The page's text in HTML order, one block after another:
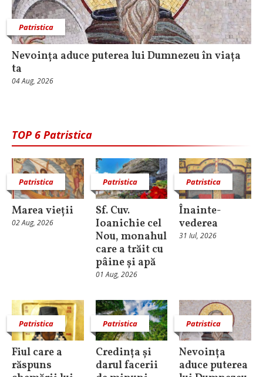
Patristica
Nevoința aduce puterea lui Dumnezeu în viața
ta
04 Aug, 2026
TOP 6 Patristica
Patristica
Marea vieții
02 Aug, 2026
Patristica
Sf. Cuv.
Ioanichie cel
Nou, monahul
care a trăit cu
pâine și apă
01 Aug, 2026
Patristica
Înainte-
vederea
31 Iul, 2026
Patristica
Fiul care a
răspuns
Patristica
Credința și
darul facerii
Patristica
Nevoința
aduce puterea